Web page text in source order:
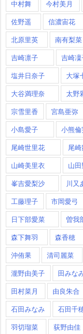
中村舞 今村美月
佐野遥 信濃宙花
北原里英 南有梨菜
吉崎凛子 吉崎凜
塩井日奈子 大塚
大谷満理奈 太野
宗雪里香 宮島亜弥
小島愛子 小熊倫
尾崎世里花 尾
山崎美里衣 山
峯吉愛梨沙 川又
工藤理子 市岡愛弓
日下部愛菜 曽我
森下舞羽 森香穂
沖侑果 清司麗菜
瀧野由美子 田みな
田村菜月 由良朱合
石田みなみ 石田千
羽切瑠菜 荻野由佳